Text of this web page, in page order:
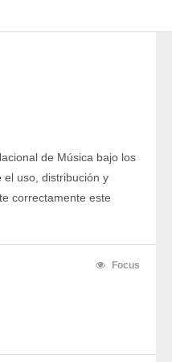
de Música bajo los
el uso, distribución y
correctamente este
Focus